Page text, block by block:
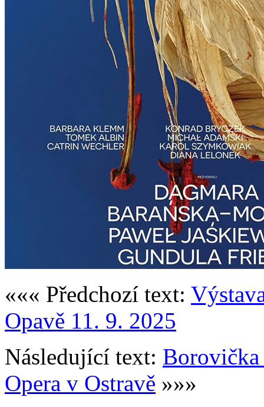
««« Předchozí text:
Opavě 11. 9. 2025
Následující text:
Opera v Ostravě »»»